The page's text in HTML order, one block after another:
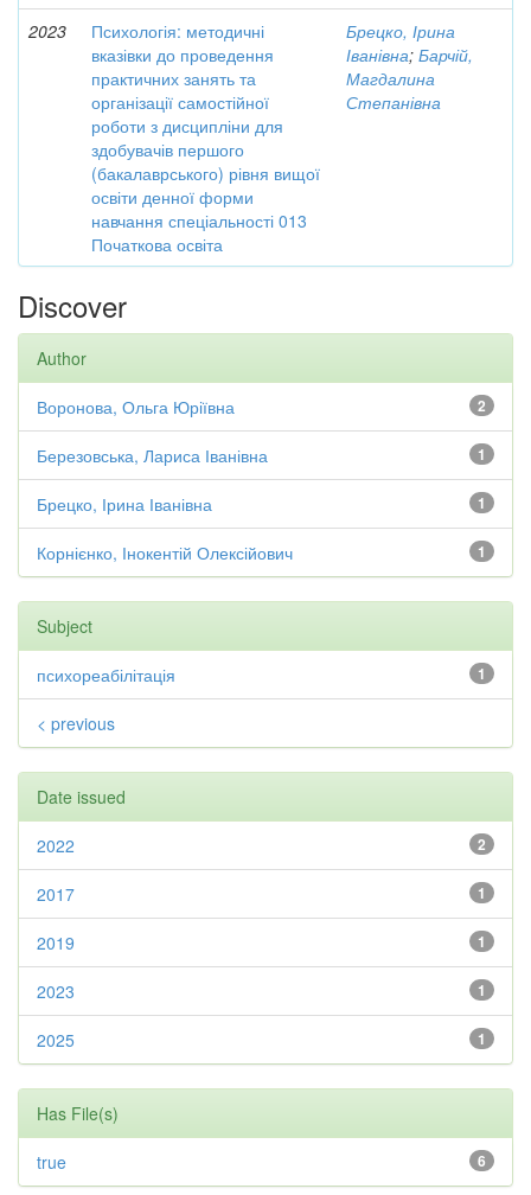
2023
Психологія: методичні
вказівки до проведення
практичних занять та
організації самостійної
роботи з дисципліни для
здобувачів першого
(бакалаврського) рівня вищої
освіти денної форми
навчання спеціальності 013
Початкова освіта
Брецко, Ірина
Іванівна; Барчій,
Магдалина
Степанівна
Discover
Author
2
Воронова, Ольга Юріївна
1
Березовська, Лариса Іванівна
1
Брецко, Ірина Іванівна
1
Корнієнко, Інокентій Олексійович
Subject
1
психореабілітація
< previous
Date issued
2
2022
1
2017
1
2019
1
2023
1
2025
Has File(s)
6
true